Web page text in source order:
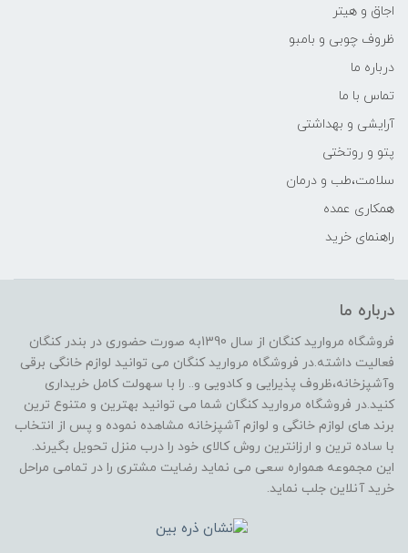
اجاق و هیتر
ظروف چوبی و بامبو
درباره ما
تماس با ما
آرایشی و بهداشتی
پتو و روتختی
سلامت،طب و درمان
همکاری عمده
راهنمای خرید
درباره ما
فروشگاه مروارید کنگان از سال 1390به صورت حضوری در بندر کنگان
فعالیت داشته.در فروشگاه مروارید کنگان می توانید لوازم خانگی برقی
وآشپزخانه،ظروف پذیرایی و کادویی و.. را با سهولت کامل خریداری
کنید.در فروشگاه مروارید کنگان شما می توانید بهترین و متنوع ترین
برند های لوازم خانگی و لوازم آشپزخانه مشاهده نموده و پس از انتخاب
با ساده ترین و ارزانترین روش کالای خود را درب منزل تحویل بگیرند.
این مجموعه همواره سعی می نماید رضایت مشتری را در تمامی مراحل
خرید آنلاین جلب نماید.